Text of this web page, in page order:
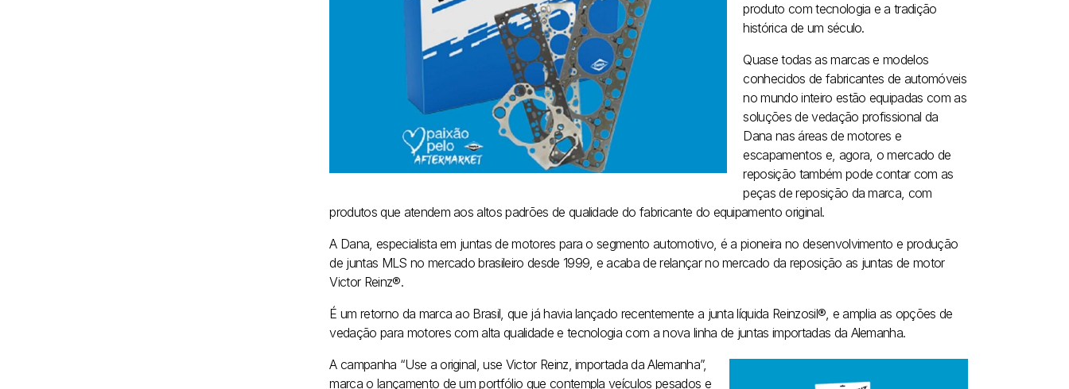
produto com tecnologia e a tradição
histórica de um século.
Quase todas as marcas e modelos
conhecidos de fabricantes de automóveis
no mundo inteiro estão equipadas com as
soluções de vedação profissional da
Dana nas áreas de motores e
escapamentos e, agora, o mercado de
reposição também pode contar com as
peças de reposição da marca, com
produtos que atendem aos altos padrões de qualidade do fabricante do equipamento original.
A Dana, especialista em juntas de motores para o segmento automotivo, é a pioneira no desenvolvimento e produção
de juntas MLS no mercado brasileiro desde 1999, e acaba de relançar no mercado da reposição as juntas de motor
Victor Reinz®.
É um retorno da marca ao Brasil, que já havia lançado recentemente a junta líquida Reinzosil®, e amplia as opções de
vedação para motores com alta qualidade e tecnologia com a nova linha de juntas importadas da Alemanha.
A campanha “Use a original, use Victor Reinz, importada da Alemanha”,
marca o lançamento de um portfólio que contempla veículos pesados e